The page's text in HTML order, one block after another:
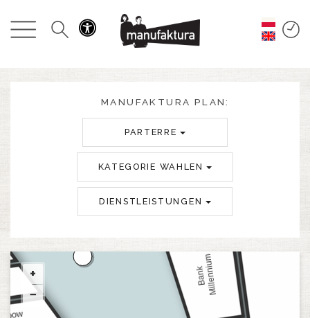
GESCHEHEN
ANGEBOTE
RESTAURANTS
ÜBER UNS
MANUFAKTURA PLAN:
PARTERRE
KATEGORIE WAHLEN
DIENSTLEISTUNGEN
+
−